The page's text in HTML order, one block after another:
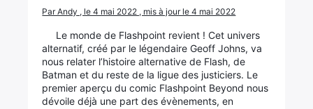
Par Andy , le 4 mai 2022 , mis à jour le 4 mai 2022
Le monde de Flashpoint revient ! Cet univers
alternatif, créé par le légendaire Geoff Johns, va
nous relater l’histoire alternative de Flash, de
Batman et du reste de la ligue des justiciers. Le
premier aperçu du comic Flashpoint Beyond nous
dévoile déjà une part des évènements, en